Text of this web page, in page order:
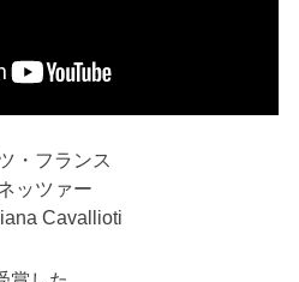
・フランス
ッツァー
Cavallioti